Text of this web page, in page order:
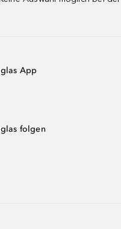
App
folgen